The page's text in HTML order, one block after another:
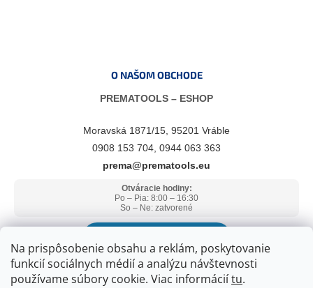
Na prispôsobenie obsahu a reklám, poskytovanie
funkcií sociálnych médií a analýzu návštevnosti
používame súbory cookie. Viac informáciítu.
O NAŠOM OBCHODE
PREMATOOLS – ESHOP
Moravská 1871/15, 95201 Vráble
0908 153 704, 0944 063 363
prema@prematools.eu
Otváracie hodiny:
Po – Pia: 8:00 – 16:30
So – Ne: zatvorené